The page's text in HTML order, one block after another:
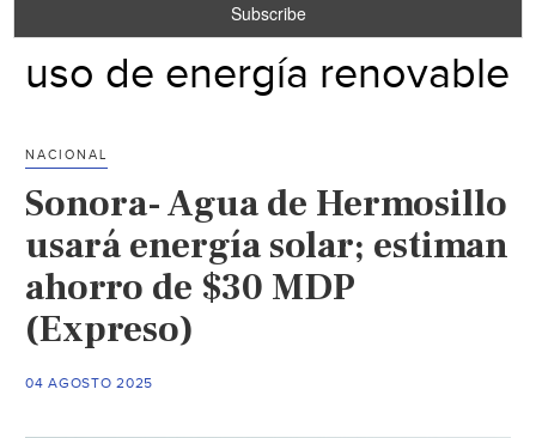
uso de energía renovable
NACIONAL
Sonora- Agua de Hermosillo
usará energía solar; estiman
ahorro de $30 MDP
(Expreso)
04 AGOSTO 2025